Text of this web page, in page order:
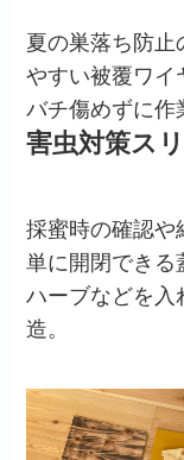
夏の巣落ち防止
やすい被覆ワイ
バチ傷めずに作
害虫対策ス
採蜜時の確認や
単に開閉できる
ハーブなどを入
造。